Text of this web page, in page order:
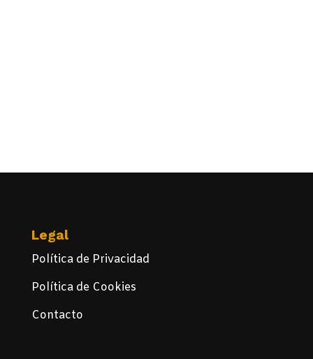
Legal
Política de Privacidad
Política de Cookies
Contacto